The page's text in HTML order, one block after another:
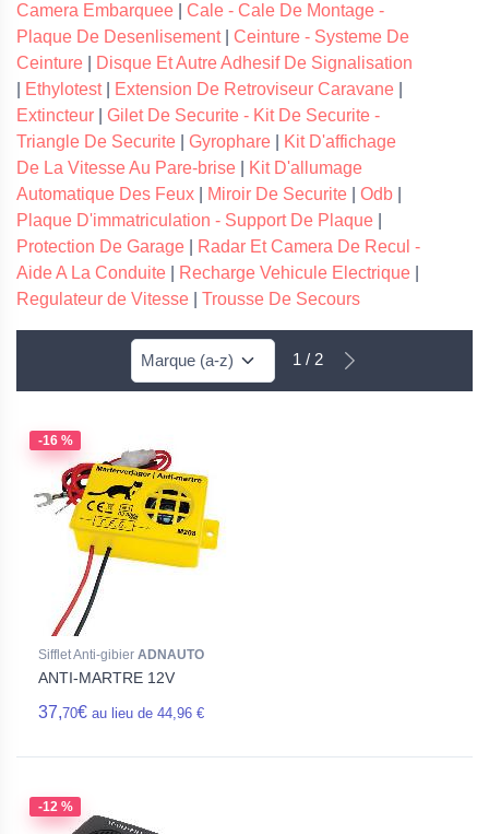
Camera Embarquee
Cale - Cale De Montage -
Plaque De Desenlisement| Ceinture - Systeme De
Ceinture
Disque Et Autre Adhesif De Signalisation
Ethylotest| Extension De Retroviseur Caravane
Extincteur
Gilet De Securite - Kit De Securite -
Triangle De Securite
Gyrophare
Kit D'affichage
De La Vitesse Au Pare-brise
Kit D'allumage
Automatique Des Feux
Miroir De Securite Odb
Plaque D'immatriculation - Support De Plaque
Protection De Garage
Radar Et Camera De Recul -
Aide A La Conduite
Recharge Vehicule Electrique
Regulateur de Vitesse
Trousse De Secours
1 / 2
-16 %
Sifflet Anti-gibier ADNAUTO
ANTI-MARTRE 12V
37,70€ au lieu de 44,96 €
-12 %